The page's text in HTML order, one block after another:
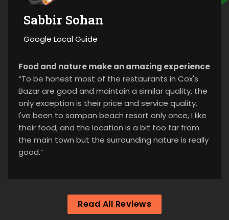
Sabbir Sohan
Google Local Guide
Food and nature make an amazing experience
“To be honest most of the restaurants in Cox's
Bazar are good and maintain a similar quality, the
only exception is their price and service quality.
I've been to sampan beach resort only once, I like
their food, and the location is a bit too far from
the main town but the surrounding nature is really
good.”
Read All Reviews